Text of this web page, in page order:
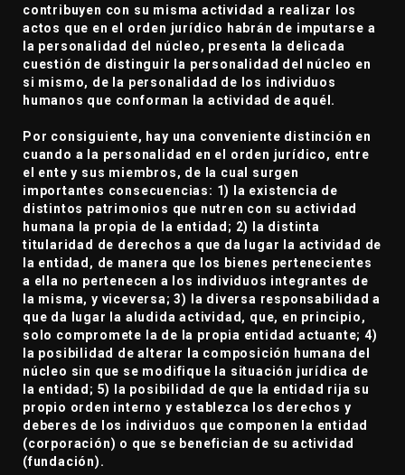
contribuyen con su misma actividad a realizar los
actos que en el orden jurídico habrán de imputarse a
la personalidad del núcleo, presenta la delicada
cuestión de distinguir la personalidad del núcleo en
si mismo, de la personalidad de los individuos
humanos que conforman la actividad de aquél.
Por consiguiente, hay una conveniente distinción en
cuando a la personalidad en el orden jurídico, entre
el ente y sus miembros, de la cual surgen
importantes consecuencias: 1) la existencia de
distintos patrimonios que nutren con su actividad
humana la propia de la entidad; 2) la distinta
titularidad de derechos a que da lugar la actividad de
la entidad, de manera que los bienes pertenecientes
a ella no pertenecen a los individuos integrantes de
la misma, y viceversa; 3) la diversa responsabilidad a
que da lugar la aludida actividad, que, en principio,
solo compromete la de la propia entidad actuante; 4)
la posibilidad de alterar la composición humana del
núcleo sin que se modifique la situación jurídica de
la entidad; 5) la posibilidad de que la entidad rija su
propio orden interno y establezca los derechos y
deberes de los individuos que componen la entidad
(corporación) o que se benefician de su actividad
(fundación).